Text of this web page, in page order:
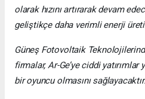
olarak hızını artırarak devam
geliştikçe daha verimli enerji
Güneş Fotovoltaik
firmalar, Ar-Ge’ye ciddi
bir oyuncu olmasını sağlayacaktır.